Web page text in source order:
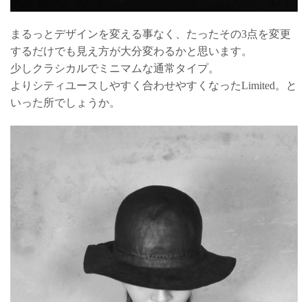
まるっとデザインを変える事なく、たったその3点を変更
するだけでも見え方が大分変わるかと思います。
少しクラシカルでミニマムな通常タイプ。
よりシティユースしやすく合わせやすくなったLimited。と
いった所でしょうか。